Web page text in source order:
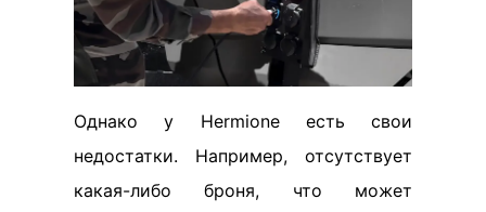
Однако у Hermione есть свои
недостатки. Например, отсутствует
какая-либо броня, что может